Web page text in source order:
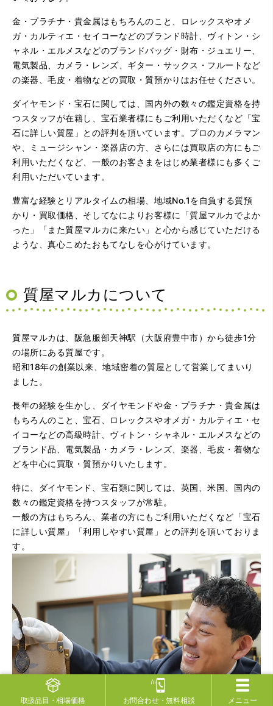
金・プラチナ・貴金属はもちろんのこと、ロレックスやオメ
ガ・カルティエ・セイコーなどのブランド時計、ヴィトン・シ
ャネル・エルメスなどのブランドバッグ・財布・ジュエリー、
電気製品、カメラ・レンズ、ギター・サックス・フルートなど
の楽器、毛皮・着物などの買取・質預かりはお任せください。
ダイヤモンド・宝石に関しては、国内外の数々の鑑定資格を持
つスタッフが在籍し、宝石業者様にもご利用いただくなど「宝
石に詳しい質屋」との評判を頂いています。プロのカメラマン
や、ミュージシャン・楽器店の方、さらには買取店の方にもご
利用いただくなど、一般のお客さまをはじめ業者様にも多くご
利用いただいています。
豊富な経験とリアルタイムの相場、地域No.1を自負する質預
かり・買取価格、そしてなによりお客様に「質屋マルカでよか
った」「また質屋マルカに来たい」と心から感じていただける
ような、真心こめたおもてなしを心がけています。
質屋マルカについて
質屋マルカは、阪急服部天神駅（大阪府豊中市）から徒歩1分
の場所にある質屋です。
昭和18年の創業以来、地域密着の質屋として営業してまいり
ました。
長年の経験を生かし、ダイヤモンドや金・プラチナ・貴金属は
もちろんのこと、宝石、ロレックスやオメガ・カルティエ・セ
イコーなどの高級時計、ヴィトン・シャネル・エルメスなどの
ブランド品、電気製品・カメラ・レンズ、楽器、毛皮・着物な
どを中心に買取・質預かりいたします。
特に、ダイヤモンド、宝石類に関しては、英国、米国、国内の
数々の鑑定資格を持つスタッフが常駐。
一般の方はもちろん、業者の方にもご利用いただくなど「宝石
に詳しい質屋」「利用しやすい質屋」との評判を頂いておりま
す。
取扱品目 ・相場価格 お問合わせ・無料相談 メニュー